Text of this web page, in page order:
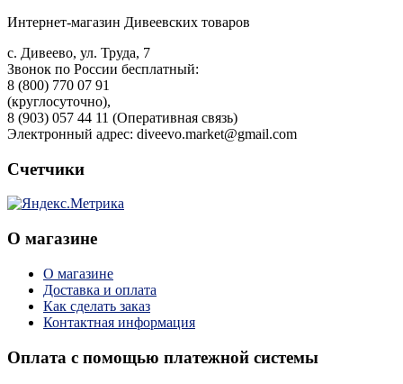
Интернет-магазин Дивеевских товаров
с. Дивеево, ул. Труда, 7
Звонок по России бесплатный:
8 (800) 770 07 91
(круглосуточно),
8 (903) 057 44 11 (Оперативная связь)
Электронный адрес: diveevo.market@gmail.com
Счетчики
О магазине
О магазине
Доставка и оплата
Как сделать заказ
Контактная информация
Оплата с помощью платежной системы